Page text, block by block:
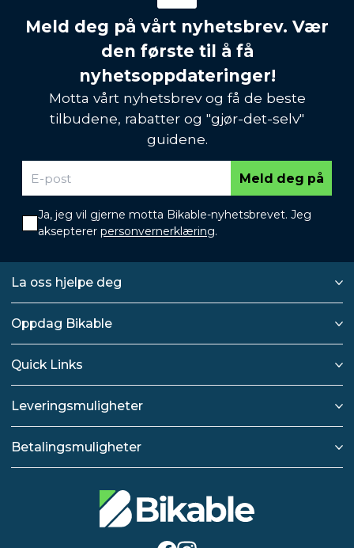
Meld deg på vårt nyhetsbrev. Vær
den første til å få
nyhetsoppdateringer!
Motta vårt nyhetsbrev og få de beste
tilbudene, rabatter og "gjør-det-selv"
guidene.
Meld deg på
Ja, jeg vil gjerne motta Bikable-nyhetsbrevet. Jeg
aksepterer personvernerklæring.
La oss hjelpe deg
Oppdag Bikable
Quick Links
Leveringsmuligheter
Betalingsmuligheter